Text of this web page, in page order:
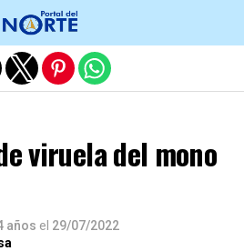
viruela del mono
años el 29/07/2022
la versión móvil